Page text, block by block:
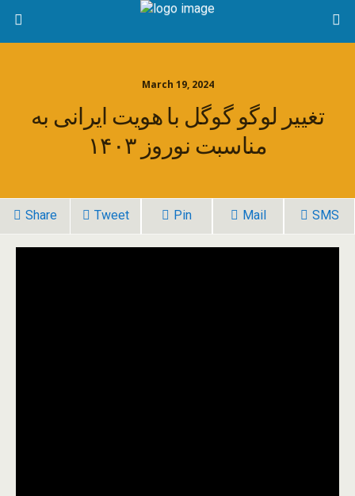
March 19, 2024
تغییر لوگو گوگل با هویت ایرانی به
مناسبت نوروز ۱۴۰۳
Share Tweet Pin Mail SMS